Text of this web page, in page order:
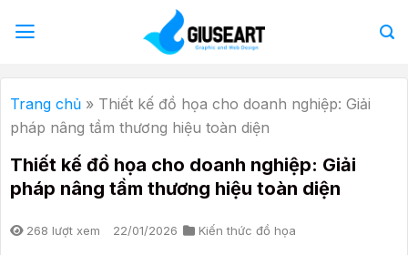
qua
dung
Trang chủ » Thiết kế đồ họa cho doanh nghiệp: Giải
pháp nâng tầm thương hiệu toàn diện
Thiết kế đồ họa cho doanh nghiệp: Giải
pháp nâng tầm thương hiệu toàn diện
268 lượt xem 22/01/2026 Kiến thức đồ họa